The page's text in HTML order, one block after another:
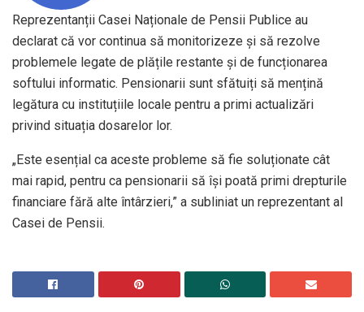
Reprezentanții Casei Naționale de Pensii Publice au
declarat că vor continua să monitorizeze și să rezolve
problemele legate de plățile restante și de funcționarea
softului informatic. Pensionarii sunt sfătuiți să mențină
legătura cu instituțiile locale pentru a primi actualizări
privind situația dosarelor lor.
„Este esențial ca aceste probleme să fie soluționate cât
mai rapid, pentru ca pensionarii să își poată primi drepturile
financiare fără alte întârzieri,” a subliniat un reprezentant al
Casei de Pensii.